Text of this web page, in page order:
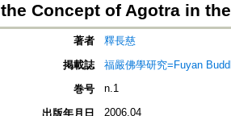
the Concept of Agotra in
著者
釋長慈
掲載誌
福嚴佛學研究=Fuyan
巻号
n.1
出版年月日 2006.04